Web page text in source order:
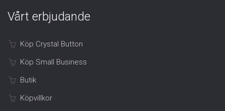
Vårt erbjudande
Köp Crystal Button
Köp Small Business
Butik
Köpvillkor